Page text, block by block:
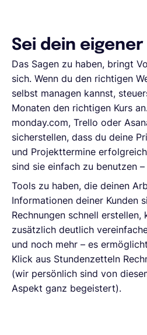
Sei dein eigener
Das Sagen zu haben, bringt
sich. Wenn du den richtigen
selbst managen kannst,
Monaten den richtigen Kurs
monday.com, Trello oder
sicherstellen, dass du deine
und Projekttermine
sind sie einfach zu benutzen
Tools zu haben, die deinen
Informationen deiner Kunden
Rechnungen schnell erstellen,
zusätzlich deutlich
und noch mehr – es
Klick aus Stundenzetteln
(wir persönlich sind von
Aspekt ganz begeistert).